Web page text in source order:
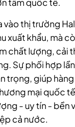
tầm quốc tế.
vào thị trường
xuất khẩu, mà
chất lượng, cải
Sự phối hợp
trọng, giúp hàng
mại quốc
- uy tín - bền
cả nước.